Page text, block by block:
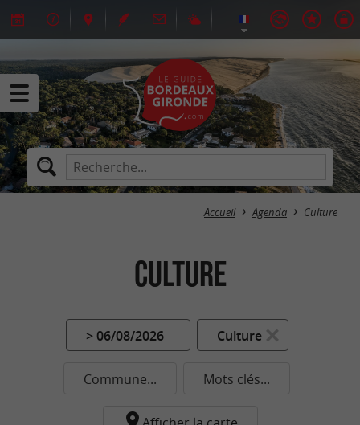
Accueil Agenda Culture
Culture
> 06/08/2026 Culture
Commune... Mots clés...